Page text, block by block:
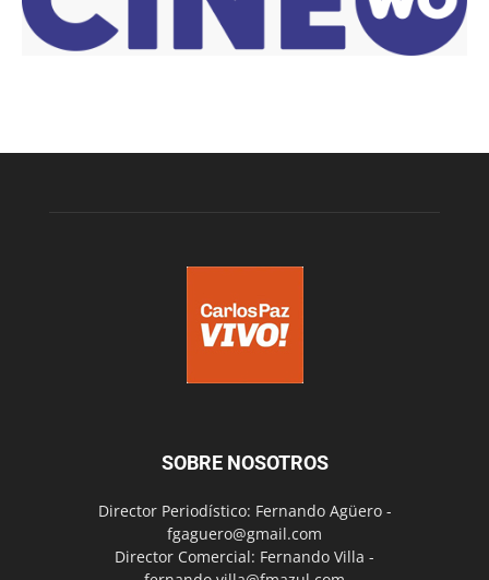
SOBRE NOSOTROS
Director Periodístico: Fernando Agüero -
fgaguero@gmail.com
Director Comercial: Fernando Villa -